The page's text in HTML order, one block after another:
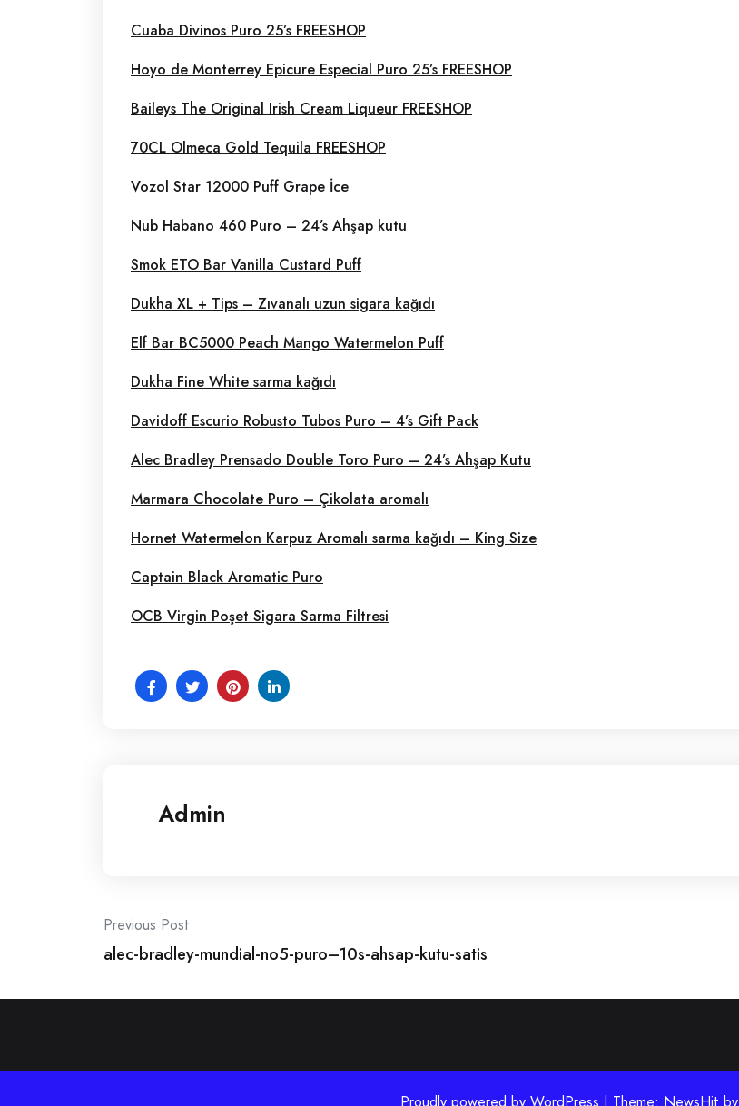
Cuaba Divinos Puro 25’s FREESHOP
Hoyo de Monterrey Epicure Especial Puro 25’s FREESHOP
Baileys The Original Irish Cream Liqueur FREESHOP
70CL Olmeca Gold Tequila FREESHOP
Vozol Star 12000 Puff Grape İce
Nub Habano 460 Puro – 24’s Ahşap kutu
Smok ETO Bar Vanilla Custard Puff
Dukha XL + Tips – Zıvanalı uzun sigara kağıdı
Elf Bar BC5000 Peach Mango Watermelon Puff
Dukha Fine White sarma kağıdı
Davidoff Escurio Robusto Tubos Puro – 4’s Gift Pack
Alec Bradley Prensado Double Toro Puro – 24’s Ahşap Kutu
Marmara Chocolate Puro – Çikolata aromalı
Hornet Watermelon Karpuz Aromalı sarma kağıdı – King Size
Captain Black Aromatic Puro
OCB Virgin Poşet Sigara Sarma Filtresi
Admin
Post
navigation
Previous Post
alec-bradley-mundial-no5-puro–10s-ahsap-kutu-satis
Proudly powered by WordPress | Theme: NewsHit by